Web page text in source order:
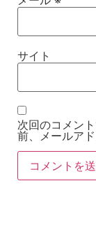
サイト
次回のコメン
前、メールア